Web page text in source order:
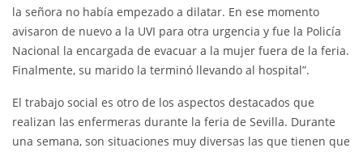
la señora no había empezado a dilatar. En ese momento
avisaron de nuevo a la UVI para otra urgencia y fue la Policía
Nacional la encargada de evacuar a la mujer fuera de la feria.
Finalmente, su marido la terminó llevando al hospital”.
El trabajo social es otro de los aspectos destacados que
realizan las enfermeras durante la feria de Sevilla. Durante
una semana, son situaciones muy diversas las que tienen que